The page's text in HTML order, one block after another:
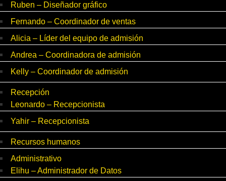
Ruben – Diseñador gráfico
Fernando – Coordinador de ventas
Alicia – Líder del equipo de admisión
Andrea – Coordinadora de admisión
Kelly – Coordinador de admisión
Recepción
Leonardo – Recepcionista
Yahir – Recepcionista
Recursos humanos
Administrativo
Elihu – Administrador de Datos